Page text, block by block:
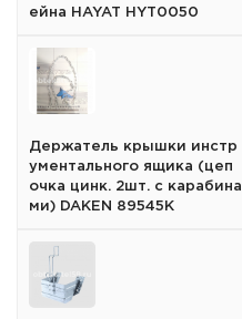
ейна HAYAT HYT0050
Держатель крышки инстр
ументального ящика (цеп
очка цинк. 2шт. с карабина
ми) DAKEN 89545K